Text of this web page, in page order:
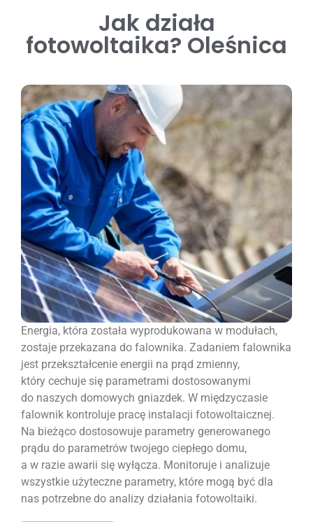
Jak działa
fotowoltaika? Oleśnica
Energia, która została wyprodukowana w modułach,
zostaje przekazana do falownika. Zadaniem falownika
jest przekształcenie energii na prąd zmienny,
który cechuje się parametrami dostosowanymi
do naszych domowych gniazdek. W międzyczasie
falownik kontroluje pracę instalacji fotowoltaicznej.
Na bieżąco dostosowuje parametry generowanego
prądu do parametrów twojego ciepłego domu,
a w razie awarii się wyłącza. Monitoruje i analizuje
wszystkie użyteczne parametry, które mogą być dla
nas potrzebne do analizy działania fotowoltaiki.